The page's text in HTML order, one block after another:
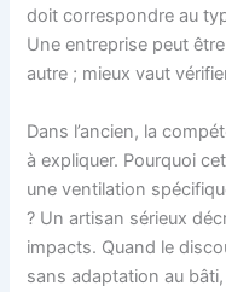
doit correspondre au
Une entreprise peut
autre ; mieux vaut
Dans l’ancien, la
à expliquer. Pourquoi
une ventilation
? Un artisan sérieux
impacts. Quand le
sans adaptation au